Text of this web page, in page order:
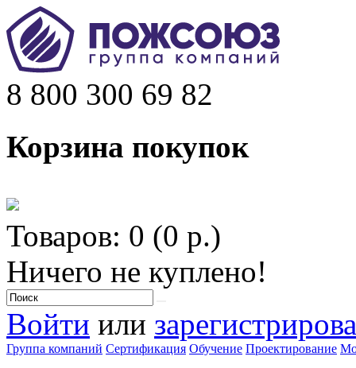
8 800 300 69 82
Корзина покупок
Товаров: 0 (0 р.)
Ничего не куплено!
Войти или
Группа компаний Сертификация Обучение Проектирование